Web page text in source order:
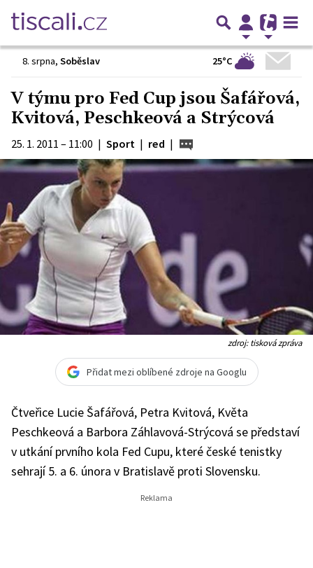
8. srpna, Soběslav 25°C
V týmu pro Fed Cup jsou Šafářová,
Kvitová, Peschkeová a Strýcová
25. 1. 2011 – 11:00 | Sport | red |
zdroj: tisková zpráva
Přidat mezi oblíbené zdroje na Googlu
Čtveřice Lucie Šafářová, Petra Kvitová, Květa
Peschkeová a Barbora Záhlavová-Strýcová se představí
v utkání prvního kola Fed Cupu, které české tenistky
sehrají 5. a 6. února v Bratislavě proti Slovensku.